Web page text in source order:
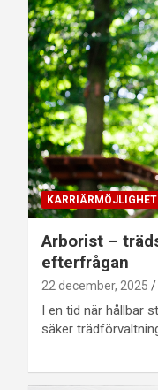
Arborist –
efterfrågan
22 december, 2025
I en tid när hållbar
säker